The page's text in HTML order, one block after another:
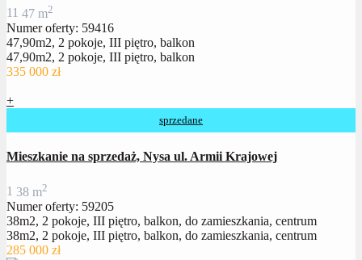
11 47 m2
Numer oferty: 59416
47,90m2, 2 pokoje, III piętro, balkon
47,90m2, 2 pokoje, III piętro, balkon
335 000 zł
+
sprzedane
Mieszkanie na sprzedaż, Nysa ul. Armii Krajowej
1 38 m2
Numer oferty: 59205
38m2, 2 pokoje, III piętro, balkon, do zamieszkania, centrum
38m2, 2 pokoje, III piętro, balkon, do zamieszkania, centrum
285 000 zł